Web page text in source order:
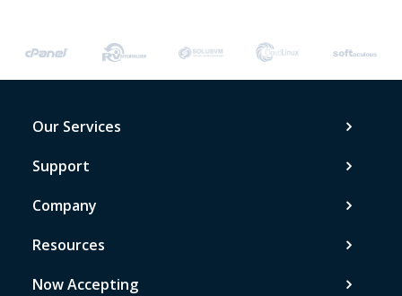
Our Services
Support
Company
Resources
Now Accepting